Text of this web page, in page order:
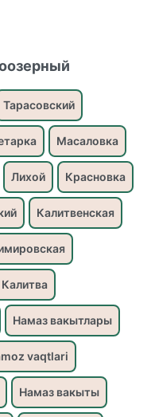
Тарасовский
Масаловка
Лихой Красновка
Калитвенская
Намаз вакытлары
vaqtlari
Намаз вакыты